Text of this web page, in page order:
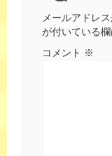
メールアドレ
が付いている
コメント ※